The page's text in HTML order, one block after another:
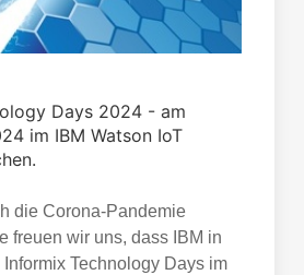
Days 2024 - am
im IBM Watson IoT
die Corona-Pandemie
freuen wir uns, dass IBM in
Technology Days im